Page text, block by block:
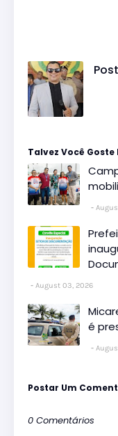
Talvez Você
August 03, 2026
é
Postar Um
0 Comentários